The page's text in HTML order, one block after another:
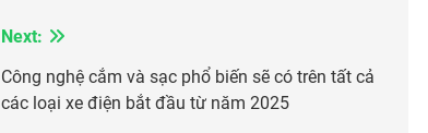
Next:
Công nghệ cắm và sạc phổ biến sẽ có trên tất cả
các loại xe điện bắt đầu từ năm 2025